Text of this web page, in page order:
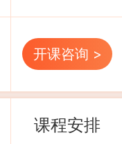
开课咨询 >
课程安排